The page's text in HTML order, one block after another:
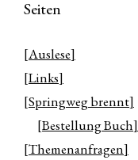
Seiten
[Auslese]
[Links]
[Springweg brennt]
[Bestellung Buch]
[Themenanfragen]